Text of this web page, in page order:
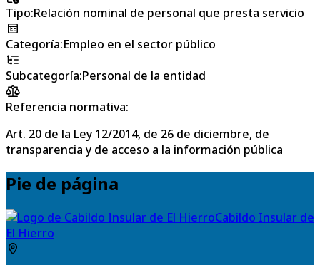
Tipo:Relación nominal de personal que presta servicio
Categoría:Empleo en el sector público
Subcategoría:Personal de la entidad
Referencia normativa:
Art. 20 de la Ley 12/2014, de 26 de diciembre, de
transparencia y de acceso a la información pública
Pie de página
Cabildo Insular de
El Hierro